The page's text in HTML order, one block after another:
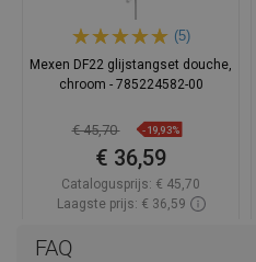
FAQ
(5)
Mexen DF22 glijstangset douche,
chroom - 785224582-00
€ 45,70 -19,93%
€ 36,59
Catalogusprijs: € 45,70
Laagste prijs: € 36,59